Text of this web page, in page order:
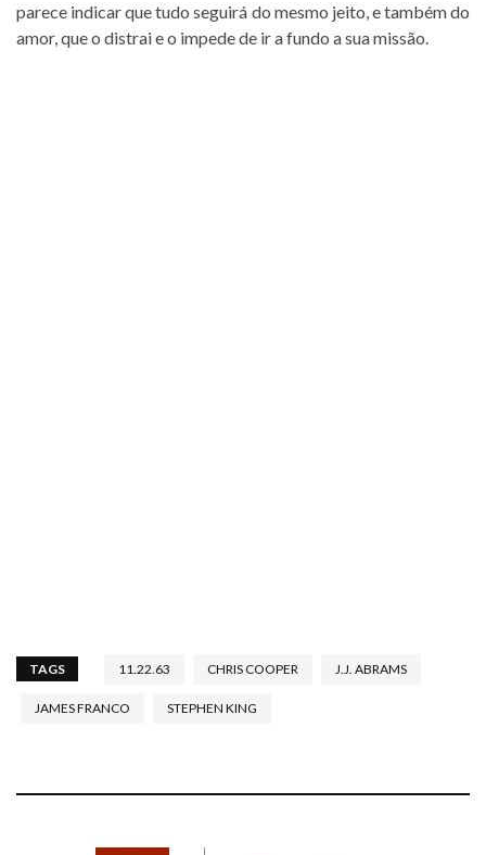
parece indicar que tudo seguirá do mesmo jeito, e também do
amor, que o distrai e o impede de ir a fundo a sua missão.
TAGS 11.22.63 CHRIS COOPER J.J. ABRAMS
JAMES FRANCO STEPHEN KING